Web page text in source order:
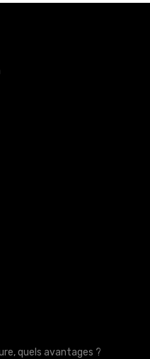
quels avantages ?